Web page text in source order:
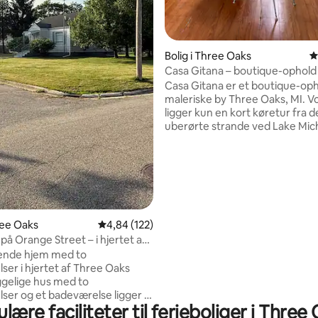
Oaks 4,84 ud af 5 i gennemsnitlig bedømmelse,
4,84 (122)
Orange Street – i hjertet af
hjem med to
i hjertet af Three Oaks
hus med to
og et badeværelse ligger i
Oaks og har en stor have
Bolig i Three Oaks
Casa Gitana – boutique-
Oaks
Casa Gitana er et boutique-
maleriske by Three Oaks, MI.
ligger kun en kort køretur fra
uberørte strande ved Lake
faciliteter til ferieboliger i Three